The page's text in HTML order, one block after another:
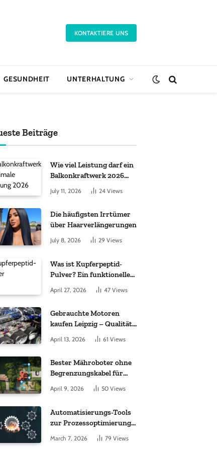
KONTAKTIERE UNS
GESUNDHEIT UNTERHALTUNG
Beiträge
Wie viel Leistung darf ein
Balkonkraftwerk 2026
July 11, 2026 24 Views
Die häufigsten Irrtümer
über Haarverlängerungen
July 8, 2026 29 Views
Was ist Kupferpeptid-
Pulver? Ein funktioneller
Komplex aus „kleinem
Molekül + Metall“
April 27, 2026 47 Views
Gebrauchte Motoren
kaufen Leipzig – Qualität,
Garantie und weltweite
Lieferung im Fokus
April 13, 2026 61 Views
Bester Mähroboter ohne
Begrenzungskabel für
kleine Gärten: Worauf es
bei 200 bis 500 m²
April 9, 2026 50 Views
Automatisierungs-Tools
zur Prozessoptimierung
im Einkauf: Wichtige
Funktionen, auf die Sie
March 7, 2026 79 Views